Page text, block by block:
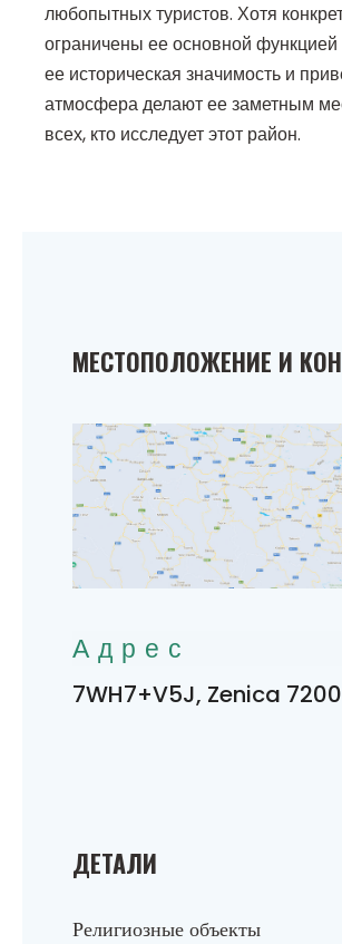
любопытных туристов. Хотя
ограничены ее основной функцией
ее историческая значимость и
атмосфера делают ее заметным
всех, кто исследует этот район.
ДЕТАЛИ
Религиозные объекты
МЕСТОПОЛОЖЕНИЕ И
Адрес
7WH7+V5J, Zenica